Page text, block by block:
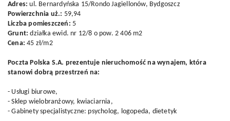
Adres:ul. Bernardyńska 15/Rondo Jagiellonów, Bydgoszcz
Powierzchnia uż.: 59,94
Liczba pomieszczeń: 5
Grunt:działka ewid. nr 12/8 o pow. 2 406 m2
Cena: 45 zł/m2
Poczta Polska S.A. prezentuje nieruchomość na wynajem, która
stanowi dobrą przestrzeń na:
- Usługi biurowe,
- Sklep wielobranżowy, kwiaciarnia,
- Gabinety specjalistyczne: psycholog, logopeda, dietetyk